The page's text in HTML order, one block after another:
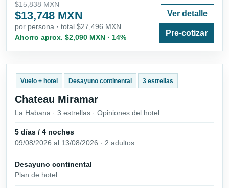
$15,838 MXN
$13,748 MXN
por persona · total $27,496 MXN
Ahorro aprox. $2,090 MXN · 14%
Ver detalle
Pre-cotizar
Vuelo + hotel Desayuno continental 3 estrellas
Chateau Miramar
La Habana · 3 estrellas · Opiniones del hotel
5 días / 4 noches
09/08/2026 al 13/08/2026 · 2 adultos
Desayuno continental
Plan de hotel